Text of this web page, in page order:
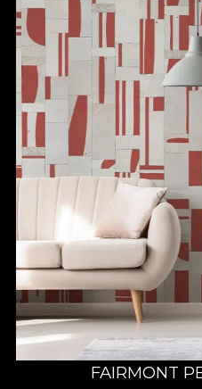
FAIRMONT